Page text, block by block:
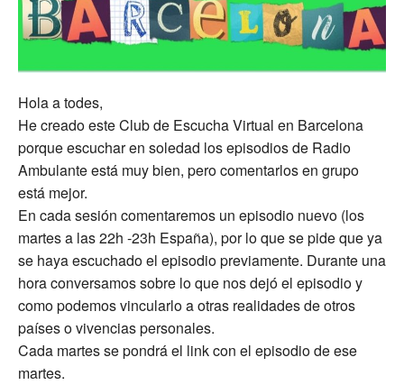
Hola a todes,
He creado este Club de Escucha Virtual en Barcelona
porque escuchar en soledad los episodios de Radio
Ambulante está muy bien, pero comentarlos en grupo
está mejor.
En cada sesión comentaremos un episodio nuevo (los
martes a las 22h -23h España), por lo que se pide que ya
se haya escuchado el episodio previamente. Durante una
hora conversamos sobre lo que nos dejó el episodio y
como podemos vincularlo a otras realidades de otros
países o vivencias personales.
Cada martes se pondrá el link con el episodio de ese
martes.